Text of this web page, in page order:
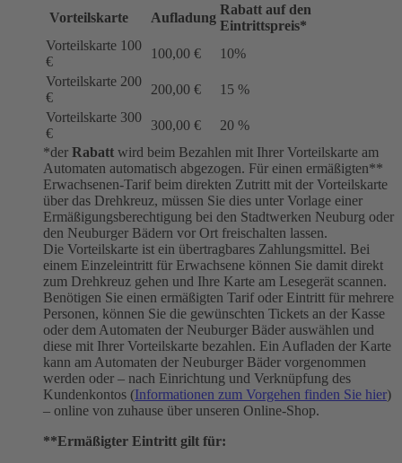
Vorteilskarte
Aufladung
Rabatt auf den
Eintrittspreis*
Vorteilskarte 100
€
100,00 €
10%
Vorteilskarte 200
€
200,00 €
15 %
Vorteilskarte 300
€
300,00 €
20 %
*der Rabatt wird beim Bezahlen mit Ihrer Vorteilskarte am
Automaten automatisch abgezogen. Für einen ermäßigten**
Erwachsenen-Tarif beim direkten Zutritt mit der Vorteilskarte
über das Drehkreuz, müssen Sie dies unter Vorlage einer
Ermäßigungsberechtigung bei den Stadtwerken Neuburg oder
den Neuburger Bädern vor Ort freischalten lassen.
Die Vorteilskarte ist ein übertragbares Zahlungsmittel. Bei
einem Einzeleintritt für Erwachsene können Sie damit direkt
zum Drehkreuz gehen und Ihre Karte am Lesegerät scannen.
Benötigen Sie einen ermäßigten Tarif oder Eintritt für mehrere
Personen, können Sie die gewünschten Tickets an der Kasse
oder dem Automaten der Neuburger Bäder auswählen und
diese mit Ihrer Vorteilskarte bezahlen. Ein Aufladen der Karte
kann am Automaten der Neuburger Bäder vorgenommen
werden oder – nach Einrichtung und Verknüpfung des
Kundenkontos (Informationen zum Vorgehen finden Sie hier)
– online von zuhause über unseren Online-Shop.
**Ermäßigter Eintritt gilt für: